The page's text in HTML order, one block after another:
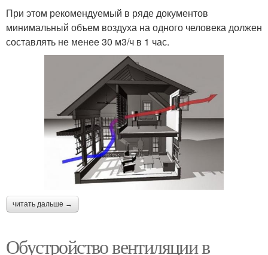
При этом рекомендуемый в ряде документов
минимальный объем воздуха на одного человека должен
составлять не менее 30 м3/ч в 1 час.
читать дальше →
Обустройство вентиляции в